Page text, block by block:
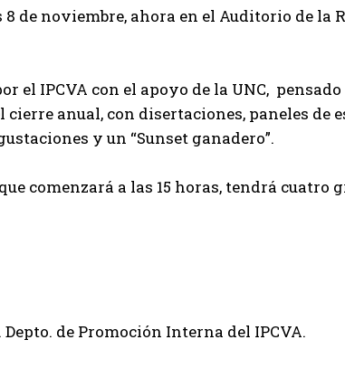
de noviembre, ahora en el Auditorio de la
el IPCVA con el apoyo de la UNC,
cierre anual, con disertaciones, paneles de
y un “Sunset ganadero”.
comenzará a las 15 horas, tendrá cuatro
Depto. de Promoción Interna del IPCVA.